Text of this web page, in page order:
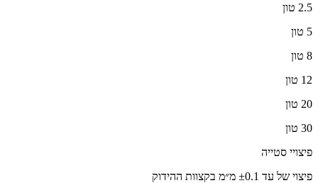
2.5 טון
5 טון
8 טון
12 טון
20 טון
30 טון
פיצויי סטייה
פיצוי של עד ±0.1 מ״מ בקצוות ההידוק